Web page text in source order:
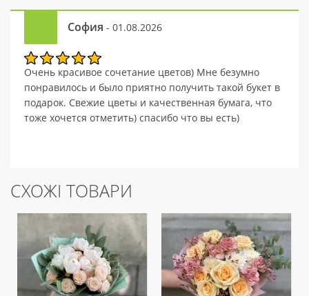
София - 01.08.2026
Очень красивое сочетание цветов) Мне безумно
понравилось и было приятно получить такой букет в
подарок. Свежие цветы и качественная бумага, что
тоже хочется отметить) спасибо что вы есть)
СХОЖІ ТОВАРИ